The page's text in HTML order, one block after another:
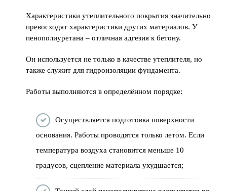
Характеристики утеплительного покрытия значительно
превосходят характеристики других материалов. У
пенополиуретана – отличная адгезия к бетону.
Он используется не только в качестве утеплителя, но
также служит для гидроизоляции фундамента.
Работы выполняются в определённом порядке:
Осуществляется подготовка поверхности
основания. Работы проводятся только летом. Если
температура воздуха становится меньше 10
градусов, сцепление материала ухудшается;